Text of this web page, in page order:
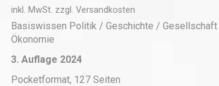
inkl. MwSt. zzgl. Versandkosten
Basiswissen Politik / Geschichte /
Ökonomie
3. Auflage 2024
Pocketformat, 127 Seiten